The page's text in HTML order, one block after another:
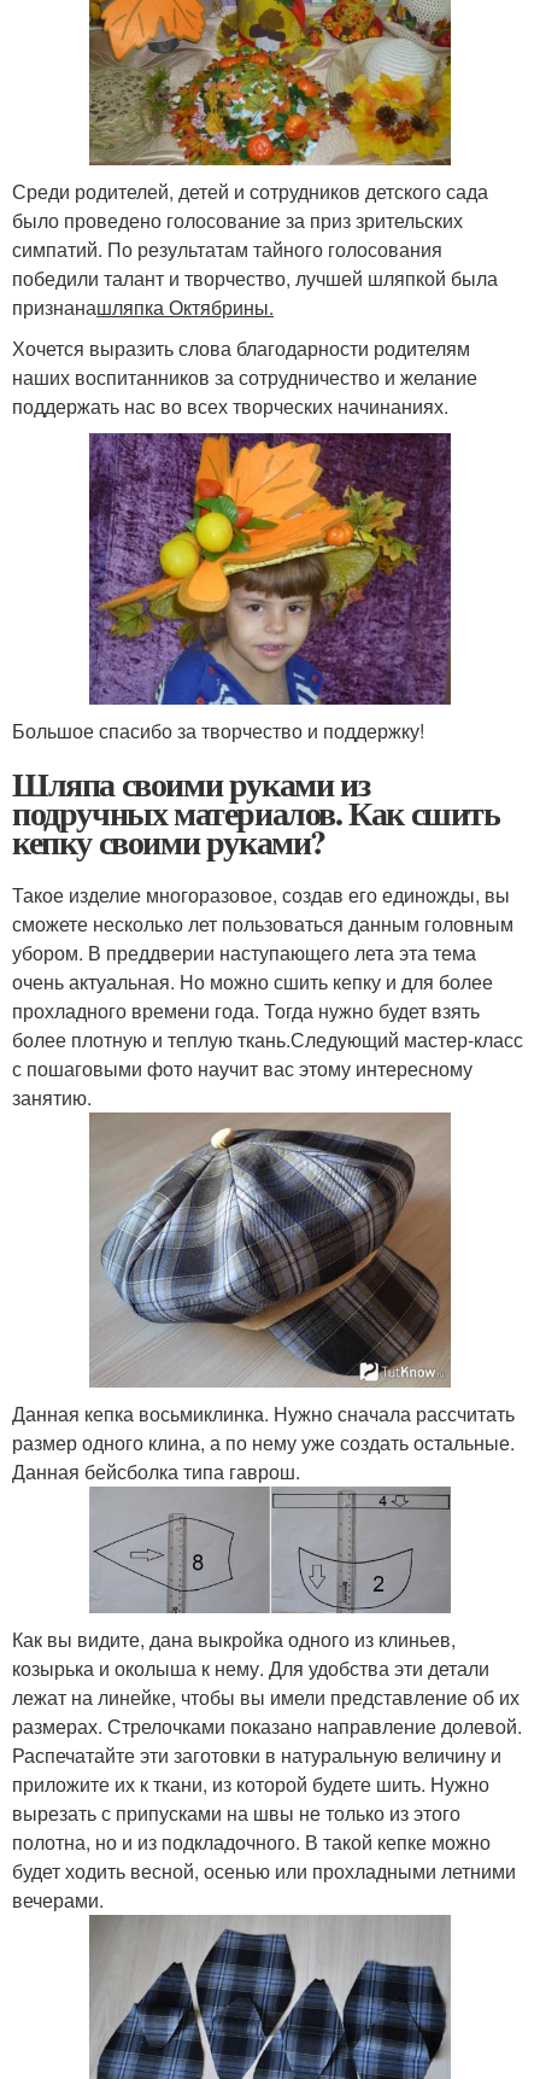
Среди родителей, детей и сотрудников детского сада
было проведено голосование за приз зрительских
симпатий. По результатам тайного голосования
победили талант и творчество, лучшей шляпкой была
признанашляпка Октябрины.
Хочется выразить слова благодарности родителям
наших воспитанников за сотрудничество и желание
поддержать нас во всех творческих начинаниях.
Большое спасибо за творчество и поддержку!
Шляпа своими руками из
подручных материалов. Как сшить
кепку своими руками?
Такое изделие многоразовое, создав его единожды, вы
сможете несколько лет пользоваться данным головным
убором. В преддверии наступающего лета эта тема
очень актуальная. Но можно сшить кепку и для более
прохладного времени года. Тогда нужно будет взять
более плотную и теплую ткань.Следующий мастер-класс
с пошаговыми фото научит вас этому интересному
занятию.
Данная кепка восьмиклинка. Нужно сначала рассчитать
размер одного клина, а по нему уже создать остальные.
Данная бейсболка типа гаврош.
Как вы видите, дана выкройка одного из клиньев,
козырька и околыша к нему. Для удобства эти детали
лежат на линейке, чтобы вы имели представление об их
размерах. Стрелочками показано направление долевой.
Распечатайте эти заготовки в натуральную величину и
приложите их к ткани, из которой будете шить. Нужно
вырезать с припусками на швы не только из этого
полотна, но и из подкладочного. В такой кепке можно
будет ходить весной, осенью или прохладными летними
вечерами.